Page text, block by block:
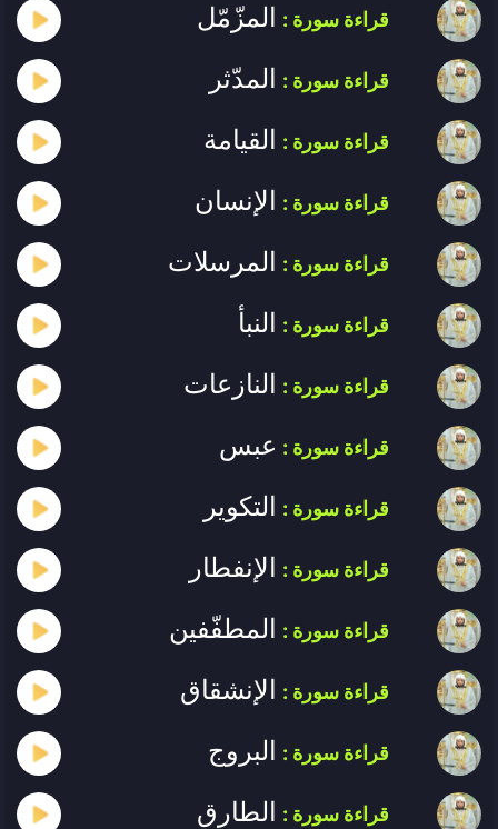
قراءة سورة : المزّمّل
قراءة سورة : المدّثر
قراءة سورة : القيامة
قراءة سورة : الإنسان
قراءة سورة : المرسلات
قراءة سورة : النبأ
قراءة سورة : النازعات
قراءة سورة : عبس
قراءة سورة : التكوير
قراءة سورة : الإنفطار
قراءة سورة : المطفّفين
قراءة سورة : الإنشقاق
قراءة سورة : البروج
قراءة سورة : الطارق